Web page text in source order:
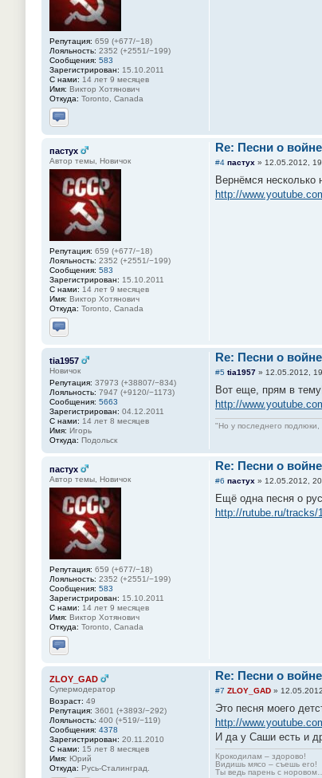
Репутация: 659 (+677/−18)
Лояльность: 2352 (+2551/−199)
Сообщения: 583
Зарегистрирован: 15.10.2011
С нами: 14 лет 9 месяцев
Имя: Виктор Хотянович
Откуда: Toronto, Canada
Отправить личное сообщение
пастух
Автор темы, Новичок
Репутация: 659 (+677/−18)
Лояльность: 2352 (+2551/−199)
Сообщения: 583
Зарегистрирован: 15.10.2011
С нами: 14 лет 9 месяцев
Имя: Виктор Хотянович
Откуда: Toronto, Canada
Отправить личное сообщение
Re: Песни о войне
#4 пастух » 12.05.2012,
Вернёмся несколько
http://
tia1957
Новичок
Репутация: 37973 (+38807/−834)
Лояльность: 7947 (+9120/−1173)
Сообщения: 5663
Зарегистрирован: 04.12.2011
С нами: 14 лет 8 месяцев
Имя: Игорь
Откуда: Подольск
Re: Песни о войне
#5 tia1957 » 12.05.2012,
Вот еще, прям в
http://
"Но у последнего подлюки,
пастух
Автор темы, Новичок
Репутация: 659 (+677/−18)
Лояльность: 2352 (+2551/−199)
Сообщения: 583
Зарегистрирован: 15.10.2011
С нами: 14 лет 9 месяцев
Имя: Виктор Хотянович
Откуда: Toronto, Canada
Отправить личное сообщение
Re: Песни о войне
#6 пастух » 12.05.2012,
Ещё одна песня о
http://rutube.ru/tracks/
ZLOY_GAD
Супермодератор
Возраст: 49
Репутация: 3601 (+3893/−292)
Лояльность: 400 (+519/−119)
Сообщения: 4378
Зарегистрирован: 20.11.2010
С нами: 15 лет 8 месяцев
Имя: Юрий
Откуда: Русь-Сталинград.
Re: Песни о войне
#7 ZLOY_GAD »
Это песня моего
http://
И да у Саши есть и
Крокодилам – здорово!
Видишь мясо – съешь его!
Ты ведь парень с норовом…